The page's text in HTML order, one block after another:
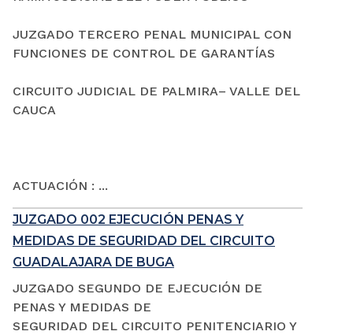
JUZGADO TERCERO PENAL MUNICIPAL CON
FUNCIONES DE CONTROL DE GARANTÍAS
CIRCUITO JUDICIAL DE PALMIRA– VALLE DEL
CAUCA
ACTUACIÓN : ...
JUZGADO 002 EJECUCIÓN PENAS Y
MEDIDAS DE SEGURIDAD DEL CIRCUITO
GUADALAJARA DE BUGA
JUZGADO SEGUNDO DE EJECUCIÓN DE
PENAS Y MEDIDAS DE
SEGURIDAD DEL CIRCUITO PENITENCIARIO Y